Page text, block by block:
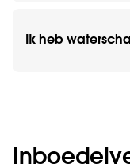
Ik heb